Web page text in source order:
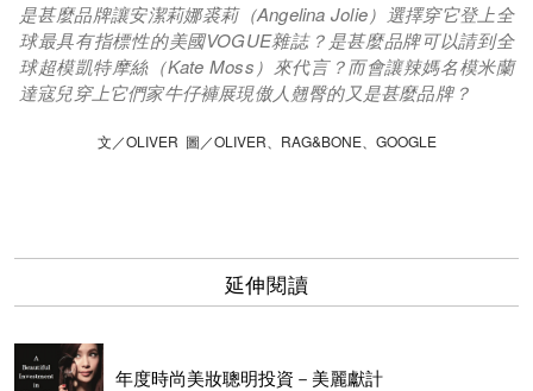
是甚麼品牌讓安潔莉娜裘莉（Angelina Jolie）選擇穿它登上全
球最具有指標性的美國VOGUE雜誌？是甚麼品牌可以請到全
球超模凱特摩絲（Kate Moss）來代言？而會讓辣媽名模米蘭
達寇兒穿上它們家牛仔褲展現傲人翹臀的又是甚麼品牌？
文／OLIVER 圖／OLIVER、RAG&BONE、GOOGLE
延伸閱讀
年度時尚美妝聰明投資－美麗獻計